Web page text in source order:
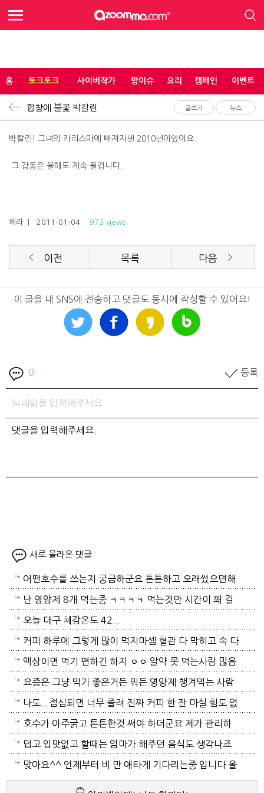
홈 토크토크 사이버작가 맘이슈 요리 캠페인 이벤트
합창에 불꽃 박칼린 글쓰기 뉴스
박칼린! 그녀의 카리스마에 빠져지낸 2010년이었어요.
그 감동은 올해도 계속 될겁니다.
헤라 | 2011-01-04 973 views
이전 목록 다음
이 글을 내 SNS에 전송하고 댓글도 동시에 작성할 수 있어요!
0 등록
새로 올라온 댓글
어떤호수를 쓰는지 궁금하군요 튼튼하고 오래썼으면해
서요
난 영양제 8개 먹는중 ㅋㅋㅋㅋ 먹는것만 시간이 꽤 걸
리더라
오늘 대구 체감온도 42...
커피 하루에 그렇게 많이 먹지마셈 혈관 다 막히고 속 다
배림
액상이면 먹기 편하긴 하지 ㅇㅇ 알약 못 먹는사람 많음
요즘은 그냥 먹기 좋은거든 뭐든 영양제 챙겨먹는 사람
이 사는거다
나도.. 점심되면 너무 졸려 진짜 커피 한 잔 마실 힘도 없
어서 그냥 낮잠 자 ㅋㅋㅋ
호수가 아주굵고 튼튼한것 써야 하더군요 제가 관리하
는 텃밭은 호수가 굵고 넘 튼튼해서 풀려서 쓸려면 무겁
지만 터질 염려는 없더군요 비가 조금이라도 왔음 좋네
덥고 입맛없고 할때는 엄마가 해주던 음식도 생각나죠
넘 덥도 지치는 시기에요 오늘도 38도 였죠 힘드셔도 최
대한 비슷하것 찾아서 드셔야죠
맞아요^^ 언제부터 비 만 애타게 기다리는중 입니다 올
해는 유독 그러네요